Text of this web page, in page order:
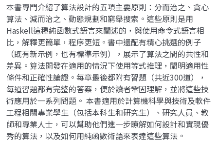
本書專門介紹了算法設計的五項主要原則：分而治之、貪心
算法、減而治之、動態規劃和窮舉搜索。這些原則是用
Haskell這種純函數式語言來闡述的，與使用命令式語言相
比，解釋更簡單，程序更短。書中還配有精心挑選的例子
（既有新示例，也有標準示例），展示了算法之間的共性和
差異。算法開發在適用的情況下使用等式推理，闡明適用性
條件和正確性論證。每章最後都附有習題（共近300道），
每道習題都有完整的答案，便於讀者鞏固理解，並將這些技
術應用於一系列問題。 本書適用於計算機科學與技術及軟件
工程相關專業學生（包括本科生和研究生）、研究人員、教
師和專業人士，可以幫助他們進一步瞭解如何設計和實現優
秀的算法，以及如何用純函數術語來表達這些算法。